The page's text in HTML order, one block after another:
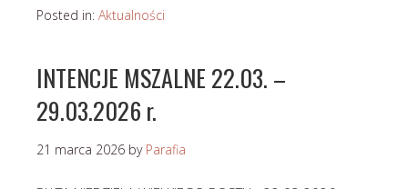
Posted in: Aktualności
INTENCJE MSZALNE 22.03. –
29.03.2026 r.
21 marca 2026 by Parafia